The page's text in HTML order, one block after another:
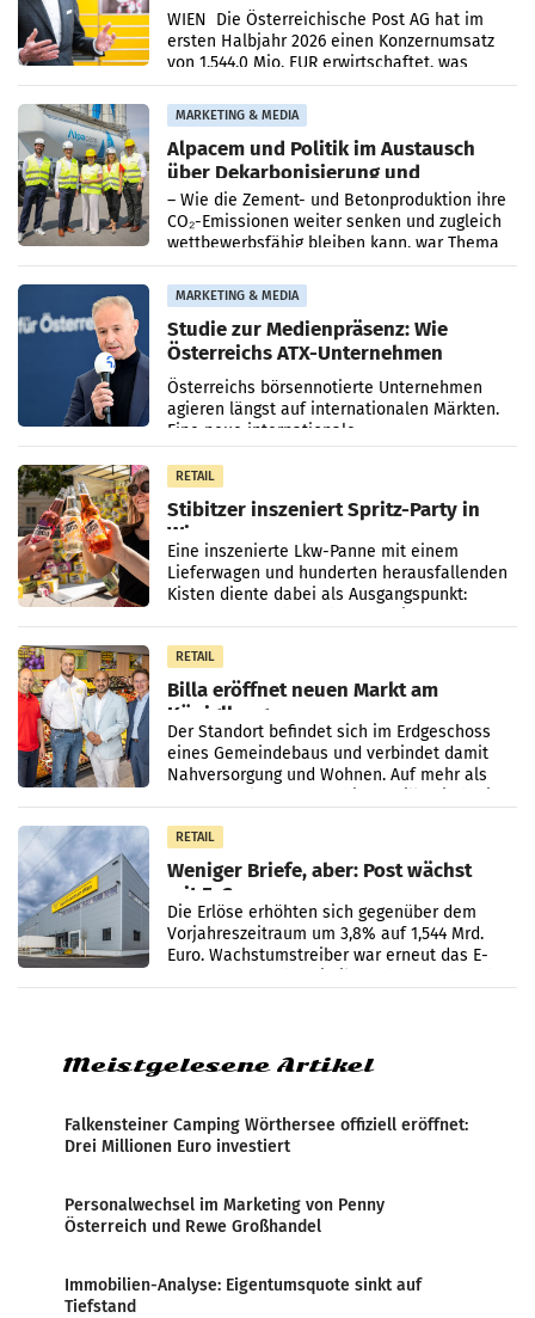
Briefgeschäft
WIEN Die Österreichische Post AG hat im
ersten Halbjahr 2026 einen Konzernumsatz
von 1.544,0 Mio. EUR erwirtschaftet, was
einem Plus von 3,8 Prozent gegenüber dem
Vergleichszeitraum
MARKETING & MEDIA
Alpacem und Politik im Austausch
über Dekarbonisierung und
Energiepreise
– Wie die Zement- und Betonproduktion ihre
CO₂-Emissionen weiter senken und zugleich
wettbewerbsfähig bleiben kann, war Thema
eines Treffens zwischen Staatssekretärin
Elisabeth
MARKETING & MEDIA
Studie zur Medienpräsenz: Wie
Österreichs ATX-Unternehmen
international wahrgenommen
werden
Österreichs börsennotierte Unternehmen
agieren längst auf internationalen Märkten.
Eine neue internationale
Medienresonanzanalyse untersucht die
weltweite Berichterstattung über
RETAIL
Stibitzer inszeniert Spritz-Party in
Wien
Eine inszenierte Lkw-Panne mit einem
Lieferwagen und hunderten herausfallenden
Kisten diente dabei als Ausgangspunkt:
RETAIL
Billa eröffnet neuen Markt am
Küniglberg
Der Standort befindet sich im Erdgeschoss
eines Gemeindebaus und verbindet damit
Nahversorgung und Wohnen. Auf mehr als
RETAIL
Weniger Briefe, aber: Post wächst
mit E-Commerce
Die Erlöse erhöhten sich gegenüber dem
Vorjahreszeitraum um 3,8% auf 1,544 Mrd.
Euro. Wachstumstreiber war erneut das E-
Meistgelesene Artikel
Falkensteiner Camping Wörthersee offiziell eröffnet:
Drei Millionen Euro investiert
Personalwechsel im Marketing von Penny
Österreich und Rewe Großhandel
Immobilien-Analyse: Eigentumsquote sinkt auf
Tiefstand